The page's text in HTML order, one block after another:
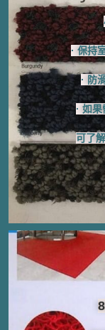
· 保持
· 防
· 如
可了解